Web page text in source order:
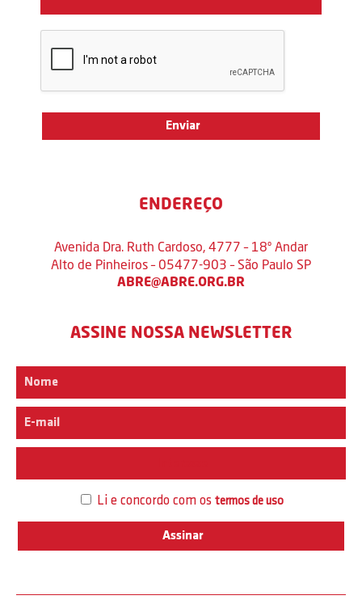
ENDEREÇO
Avenida Dra. Ruth Cardoso, 4777 – 18º Andar
Alto de Pinheiros – 05477-903 – São Paulo SP
ABRE@ABRE.ORG.BR
ASSINE NOSSA NEWSLETTER
Li e concordo com os termos de uso